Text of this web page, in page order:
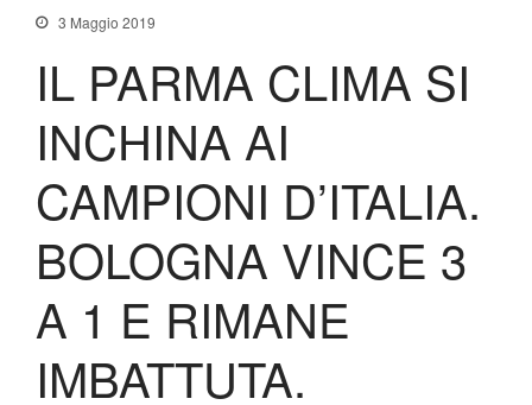
Diventa Socio
Maglie Ritirate
Partners
Contatti
Biglietteria
Lo Stadio
3 Maggio 2019
IL PARMA CLIMA SI
INCHINA AI
CAMPIONI D’ITALIA.
BOLOGNA VINCE 3
A 1 E RIMANE
IMBATTUTA.